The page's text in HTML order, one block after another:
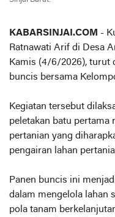
KABARSINJAI.COM -
Ratnawati Arif di Desa
Kamis (4/6/2026), turut
buncis bersama
Kegiatan tersebut
peletakan batu pertama
pertanian yang
pengairan lahan
Panen buncis ini
dalam mengelola lahan
pola tanam